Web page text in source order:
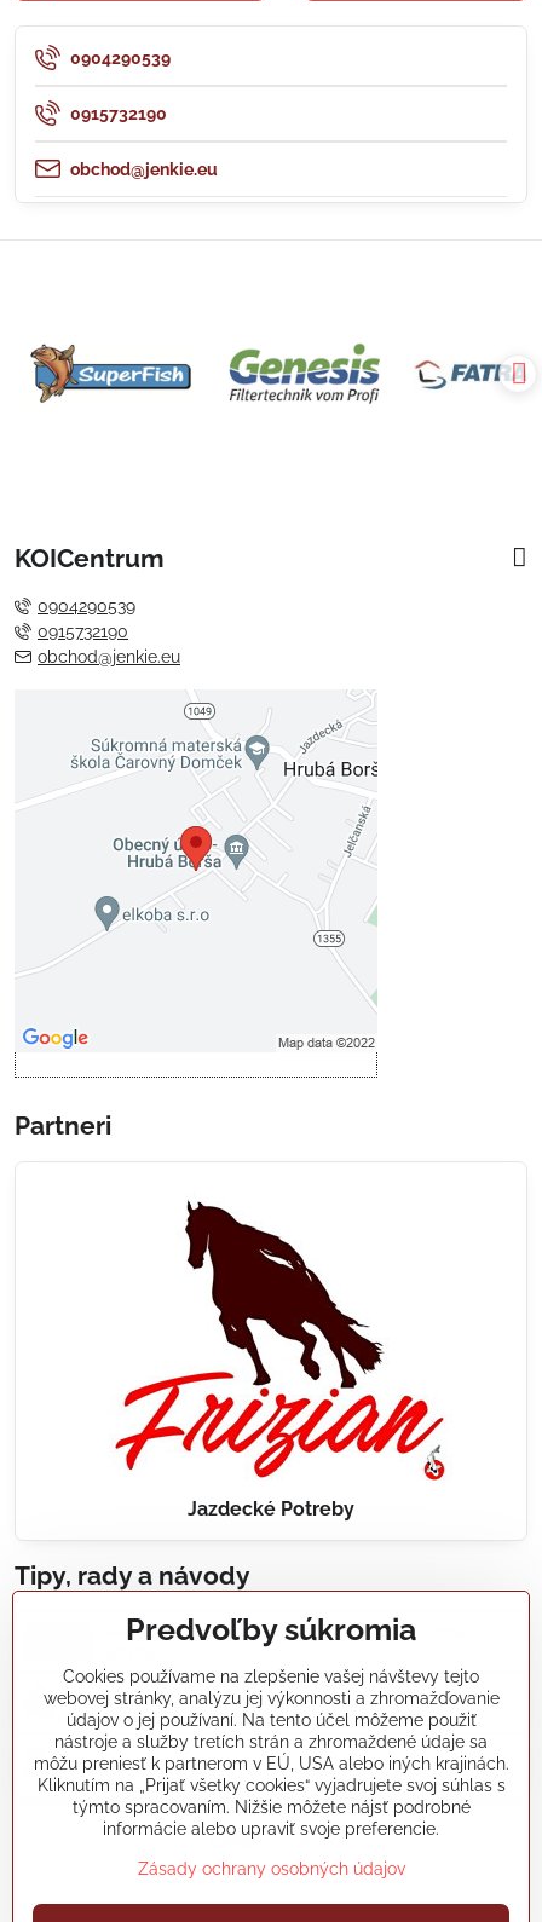
0904290539
0915732190
obchod@jenkie.eu
KOICentrum
0904290539
0915732190
obchod@jenkie.eu
Externý obsah je blokovaný
Voľbami súkromia
Prajete si načítať externý obsah?
Povoliť tentokrát
Povoliť a zapamätať - súhlas s
Partneri
Jazdecké Potreby
Tipy, rady a návody
Realizácie záhradných jazierok, bazénov, fontán,
Články a blogy
Rady a návody
koikapre/?ref=hl
Predvoľby súkromia
Cookies používame na zlepšenie vašej návštevy tejto
webovej stránky, analýzu jej výkonnosti a zhromažďovanie
údajov o jej používaní. Na tento účel môžeme použiť
nástroje a služby tretích strán a zhromaždené údaje sa
môžu preniesť k partnerom v EÚ, USA alebo iných krajinách.
Kliknutím na „Prijať všetky cookies“ vyjadrujete svoj súhlas s
týmto spracovaním. Nižšie môžete nájsť podrobné
informácie alebo upraviť svoje preferencie.
Zásady ochrany osobných údajov